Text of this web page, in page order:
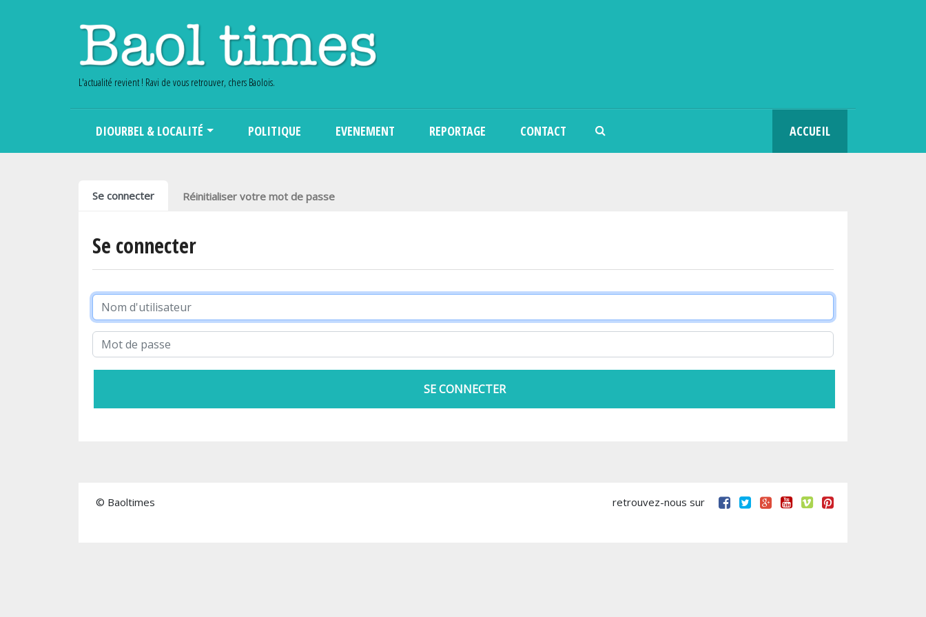
L'actualité revient ! Ravi de vous retrouver, chers Baolois.
DIOURBEL & LOCALITÉ POLITIQUE EVENEMENT REPORTAGE CONTACT ACCUEIL
Onglets principaux
Se connecter Réinitialiser votre mot de passe
Se connecter
© Baoltimes retrouvez-nous sur